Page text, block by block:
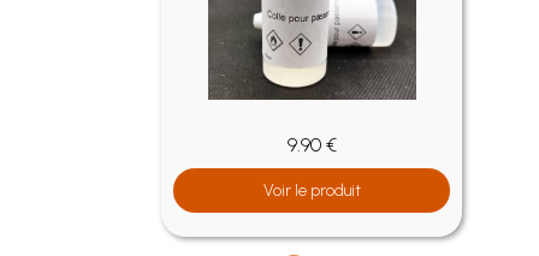
9.90 €
Voir le produit